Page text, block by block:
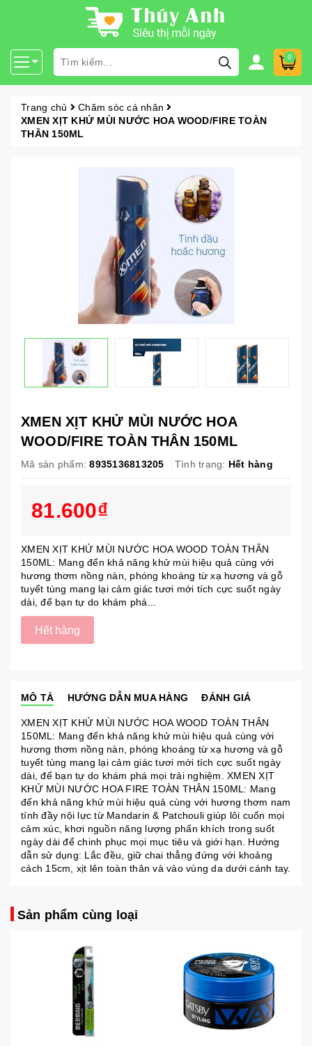
0
Trang chủ
Chăm sóc cá nhân
XMEN XỊT KHỬ MÙI NƯỚC HOA WOOD/FIRE TOÀN
THÂN 150ML
XMEN XỊT KHỬ MÙI NƯỚC HOA
WOOD/FIRE TOÀN THÂN 150ML
Mã sản phẩm: 8935136813205 Tình trạng: Hết hàng
81.600₫
XMEN XỊT KHỬ MÙI NƯỚC HOA WOOD TOÀN THÂN
150ML: Mang đến khả năng khử mùi hiệu quả cùng với
hương thơm nồng nàn, phóng khoáng từ xạ hương và gỗ
tuyết tùng mang lại cảm giác tươi mới tích cực suốt ngày
dài, để bạn tự do khám phá...
Hết hàng
MÔ TẢ HƯỚNG DẪN MUA HÀNG ĐÁNH GIÁ
XMEN XỊT KHỬ MÙI NƯỚC HOA WOOD TOÀN THÂN
150ML: Mang đến khả năng khử mùi hiệu quả cùng với
hương thơm nồng nàn, phóng khoáng từ xạ hương và gỗ
tuyết tùng mang lại cảm giác tươi mới tích cực suốt ngày
dài, để bạn tự do khám phá mọi trải nghiệm. XMEN XỊT
KHỬ MÙI NƯỚC HOA FIRE TOÀN THÂN 150ML: Mang
đến khả năng khử mùi hiệu quả cùng với hương thơm nam
tính đầy nội lực từ Mandarin & Patchouli giúp lôi cuốn mọi
cảm xúc, khơi nguồn năng lượng phấn khích trong suốt
ngày dài để chinh phục mọi mục tiêu và giới hạn. Hướng
dẫn sử dụng: Lắc đều, giữ chai thẳng đứng với khoảng
cách 15cm, xịt lên toàn thân và vào vùng da dưới cánh tay.
Sản phẩm cùng loại